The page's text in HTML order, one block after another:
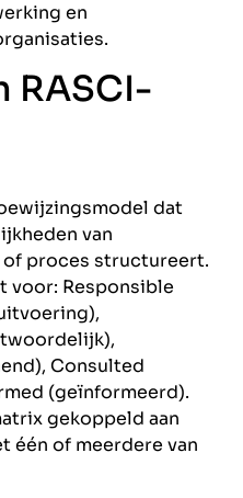
en
RASCI-
dat
van
of proces structureert.
voor: Responsible
Consulted
(geïnformeerd).
gekoppeld aan
één of meerdere van